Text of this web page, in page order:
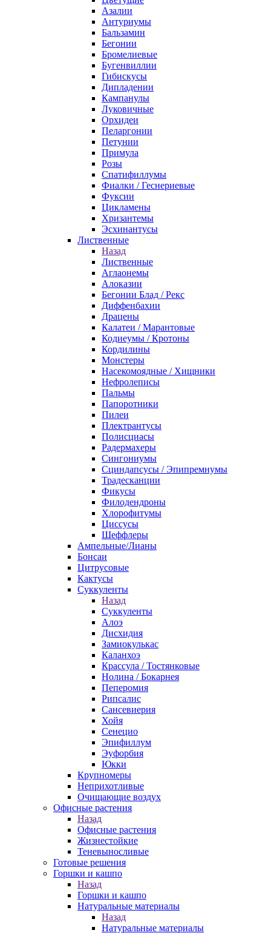
Азалии
Антуриумы
Бальзамин
Бегонии
Бромелиевые
Бугенвиллии
Гибискусы
Дипладении
Кампанулы
Луковичные
Орхидеи
Пеларгонии
Петунии
Примула
Розы
Спатифиллумы
Фиалки / Геснериевые
Фуксии
Цикламены
Хризантемы
Эсхинантусы
Лиственные
Назад
Лиственные
Аглаонемы
Алоказии
Бегонии Блад / Рекс
Диффенбахии
Драцены
Калатеи / Марантовые
Кодиеумы / Кротоны
Кордилины
Монстеры
Насекомоядные / Хищники
Нефролеписы
Пальмы
Папоротники
Пилеи
Плектрантусы
Полисциасы
Радермахеры
Сингониумы
Сциндапсусы / Эпипремнумы
Традесканции
Фикусы
Филодендроны
Хлорофитумы
Циссусы
Шеффлеры
Ампельные/Лианы
Бонсаи
Цитрусовые
Кактусы
Суккуленты
Назад
Суккуленты
Алоэ
Дисхидия
Замиокулькас
Каланхоэ
Крассула / Тостянковые
Нолина / Бокарнея
Пеперомия
Рипсалис
Сансевиерия
Хойя
Сенецио
Эпифиллум
Эуфорбия
Юкки
Крупномеры
Неприхотливые
Очищающие воздух
Офисные растения
Назад
Офисные растения
Жизнестойкие
Теневыносливые
Готовые решения
Горшки и кашпо
Назад
Горшки и кашпо
Натуральные материалы
Назад
Натуральные материалы